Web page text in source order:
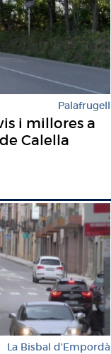
Palafrugell
i millores a
Calella
La Bisbal d'Empordà